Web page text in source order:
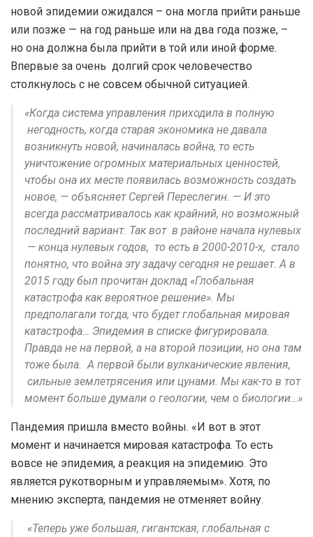
новой эпидемии ожидался – она могла прийти раньше
или позже — на год раньше или на два года позже, –
но она должна была прийти в той или иной форме.
Впервые за очень долгий срок человечество
столкнулось с не совсем обычной ситуацией.
«Когда система управления приходила в полную
негодность, когда старая экономика не давала
возникнуть новой, начиналась война, то есть
уничтожение огромных материальных ценностей,
чтобы она их месте появилась возможность создать
новое, — объясняет Сергей Переслегин. — И это
всегда рассматривалось как крайний, но возможный
последний вариант. Так вот в районе начала нулевых
— конца нулевых годов, то есть в 2000-2010-х, стало
понятно, что война эту задачу сегодня не решает. А в
2015 году был прочитан доклад «Глобальная
катастрофа как вероятное решение». Мы
предполагали тогда, что будет глобальная мировая
катастрофа… Эпидемия в списке фигурировала.
Правда не на первой, а на второй позиции, но она там
тоже была. А первой были вулканические явления,
сильные землетрясения или цунами. Мы как-то в тот
момент больше думали о геологии, чем о биологии…»
Пандемия пришла вместо войны. «И вот в этот
момент и начинается мировая катастрофа. То есть
вовсе не эпидемия, а реакция на эпидемию. Это
является рукотворным и управляемым». Хотя, по
мнению эксперта, пандемия не отменяет войну.
«Теперь уже большая, гигантская, глобальная с